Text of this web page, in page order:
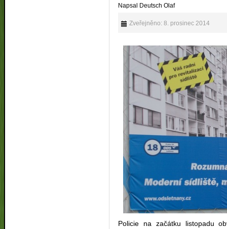
Napsal Deutsch Olaf
Zveřejněno: 8. prosinec 2014
Policie na začátku listopadu